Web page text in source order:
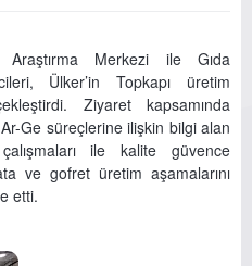
Merkezi ile Gıda
Ülker’in Topkapı üretim
Ziyaret kapsamında
Ge süreçlerine ilişkin bilgi alan
ile kalite güvence
ve gofret üretim aşamalarını
etti.